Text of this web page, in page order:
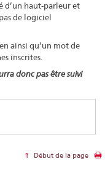
d’un haut-parleur et
de logiciel
ainsi qu’un mot de
inscrites.
donc pas être suivi
Début de la page